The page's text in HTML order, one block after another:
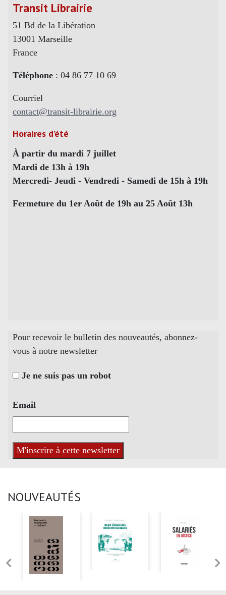
Transit Librairie
51 Bd de la Libération
13001 Marseille
France
Téléphone : 04 86 77 10 69
Courriel
contact@transit-librairie.org
Horaires d’été
À partir du mardi 7 juillet
Mardi de 13h à 19h
Mercredi- Jeudi - Vendredi - Samedi de 15h à 19h
Fermeture du 1er Août de 19h au 25 Août 13h
Pour recevoir le bulletin des nouveautés, abonnez-
vous à notre newsletter
Je ne suis pas un robot
Email
NOUVEAUTÉS